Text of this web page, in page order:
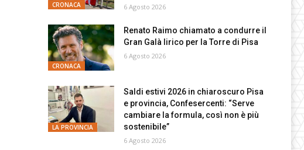
CRONACA 6 Agosto 2026
CRONACA
Renato Raimo chiamato a condurre il
Gran Galà lirico per la Torre di Pisa
6 Agosto 2026
LA PROVINCIA
Saldi estivi 2026 in chiaroscuro Pisa
e provincia, Confesercenti: “Serve
cambiare la formula, così non è più
sostenibile”
6 Agosto 2026